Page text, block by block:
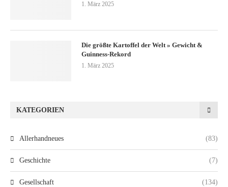
1. März 2025
Die größte Kartoffel der Welt » Gewicht &
Guinness-Rekord
1. März 2025
KATEGORIEN
Allerhandneues (83)
Geschichte (7)
Gesellschaft (134)